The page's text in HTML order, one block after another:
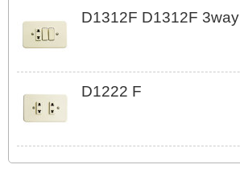
D1312F D1312F 3way
D1222 F